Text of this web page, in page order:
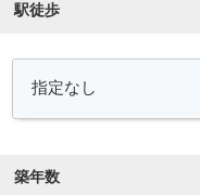
駅徒歩
築年数